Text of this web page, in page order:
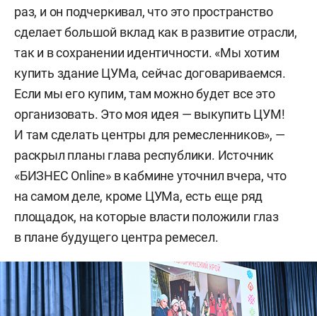
раз, и он подчеркивал, что это пространство
сделает большой вклад как в развитие отрасли,
так и в сохранении идентичности. «Мы хотим
купить здание ЦУМа, сейчас договариваемся.
Если мы его купим, там можно будет все это
организовать. Это моя идея — выкупить ЦУМ!
И там сделать центры для ремесленников», —
раскрыл планы глава республики. Источник
«БИЗНЕС Online» в кабмине уточнил вчера, что
на самом деле, кроме ЦУМа, есть еще ряд
площадок, на которые власти положили глаз
в плане будущего центра ремесел.